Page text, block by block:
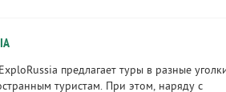
предлагает туры в разные
туристам. При этом, наряду с